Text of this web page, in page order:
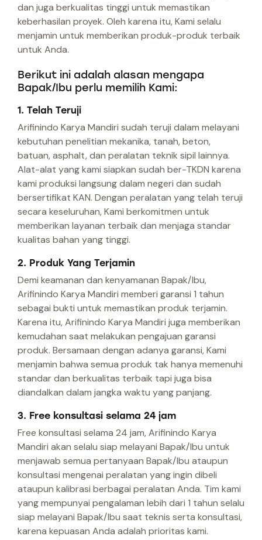
dan juga berkualitas tinggi untuk memastikan
keberhasilan proyek. Oleh karena itu, Kami selalu
menjamin untuk memberikan produk-produk terbaik
untuk Anda.
Berikut ini adalah alasan mengapa
Bapak/Ibu perlu memilih Kami:
1. Telah Teruji
Arifinindo Karya Mandiri sudah teruji dalam melayani
kebutuhan penelitian mekanika, tanah, beton,
batuan, asphalt, dan peralatan teknik sipil lainnya.
Alat-alat yang kami siapkan sudah ber-TKDN karena
kami produksi langsung dalam negeri dan sudah
bersertifikat KAN. Dengan peralatan yang telah teruji
secara keseluruhan, Kami berkomitmen untuk
memberikan layanan terbaik dan menjaga standar
kualitas bahan yang tinggi.
2. Produk Yang Terjamin
Demi keamanan dan kenyamanan Bapak/Ibu,
Arifinindo Karya Mandiri memberi garansi 1 tahun
sebagai bukti untuk memastikan produk terjamin.
Karena itu, Arifinindo Karya Mandiri juga memberikan
kemudahan saat melakukan pengajuan garansi
produk. Bersamaan dengan adanya garansi, Kami
menjamin bahwa semua produk tak hanya memenuhi
standar dan berkualitas terbaik tapi juga bisa
diandalkan dalam jangka waktu yang panjang.
3. Free konsultasi selama 24 jam
Free konsultasi selama 24 jam, Arifinindo Karya
Mandiri akan selalu siap melayani Bapak/Ibu untuk
menjawab semua pertanyaan Bapak/Ibu ataupun
konsultasi mengenai peralatan yang ingin dibeli
ataupun kalibrasi berbagai peralatan Anda. Tim kami
yang mempunyai pengalaman lebih dari 1 tahun selalu
siap melayani Bapak/Ibu saat teknis serta konsultasi,
karena kepuasan Anda adalah prioritas kami.